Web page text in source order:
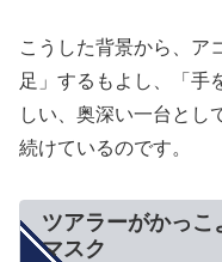
こうした背景から、ア
足」するもよし、「手
しい、奥深い一台とし
続けているのです。
ツアラーがかっ
マスク